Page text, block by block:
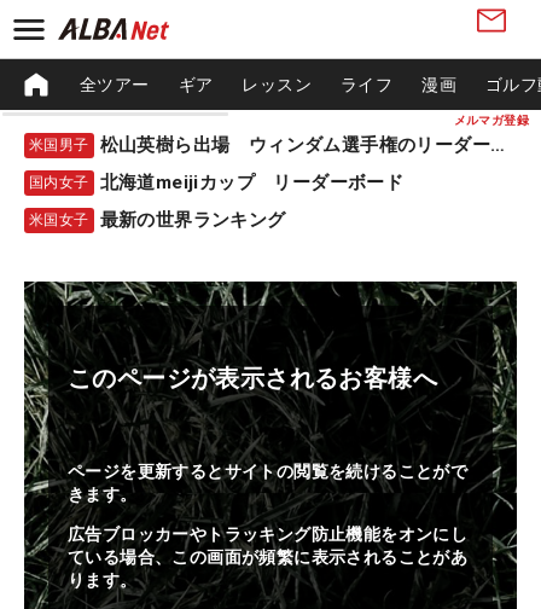
メルマガ登録
全ツアー ギア レッスン ライフ 漫画 ゴル
米国男子 松山英樹ら出場 ウィンダム選手権のリーダーボード
国内女子 北海道meijiカップ リーダーボード
米国女子 最新の世界ランキング
このページが表示されるお客様へ
ページを更新するとサイトの閲覧を続けることがで
きます。
広告ブロッカーやトラッキング防止機能をオンにし
ている場合、この画面が頻繁に表示されることがあ
ります。